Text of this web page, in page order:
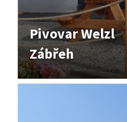
Pivovar Welzl
Zábřeh